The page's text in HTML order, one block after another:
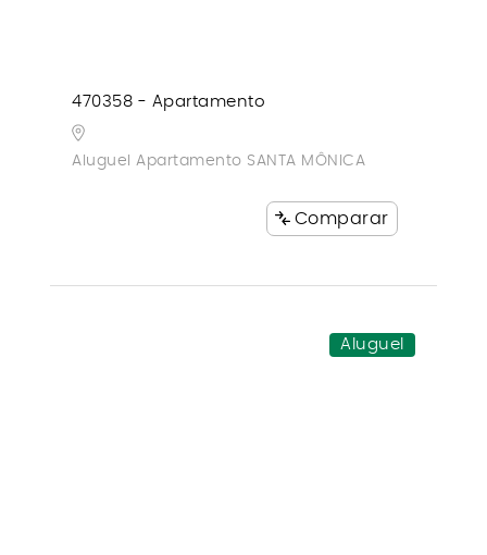
470358 - Apartamento
Aluguel Apartamento SANTA MÔNICA
Comparar
Aluguel